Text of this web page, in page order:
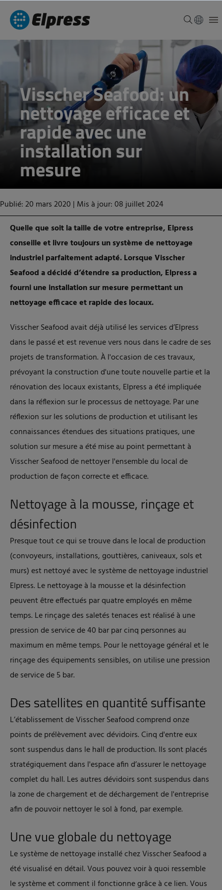
Visscher Seafood: un
nettoyage efficace et
rapide avec une
installation sur
mesure
Publié: 20 mars 2020 | Mis à jour: 08 juillet 2024
Quelle que soit la taille de votre entreprise, Elpress
conseille et livre toujours un système de nettoyage
industriel parfaitement adapté. Lorsque Visscher
Seafood a décidé d’étendre sa production, Elpress a
fourni une installation sur mesure permettant un
nettoyage efficace et rapide des locaux.
Visscher Seafood avait déjà utilisé les services d’Elpress
dans le passé et est revenue vers nous dans le cadre de ses
projets de transformation. À l'occasion de ces travaux,
prévoyant la construction d'une toute nouvelle partie et la
rénovation des locaux existants, Elpress a été impliquée
dans la réflexion sur le processus de nettoyage. Par une
réflexion sur les solutions de production et utilisant les
connaissances étendues des situations pratiques, une
solution sur mesure a été mise au point permettant à
Visscher Seafood de nettoyer l'ensemble du local de
production de façon correcte et efficace.
Nettoyage à la mousse, rinçage et
désinfection
Presque tout ce qui se trouve dans le local de production
(convoyeurs, installations, gouttières, caniveaux, sols et
murs) est nettoyé avec le système de nettoyage industriel
Elpress. Le nettoyage à la mousse et la désinfection
peuvent être effectués par quatre employés en même
temps. Le rinçage des saletés tenaces est réalisé à une
pression de service de 40 bar par cinq personnes au
maximum en même temps. Pour le nettoyage général et le
rinçage des équipements sensibles, on utilise une pression
de service de 5 bar.
Des satellites en quantité suffisante
L’établissement de Visscher Seafood comprend onze
points de prélèvement avec dévidoirs. Cinq d'entre eux
sont suspendus dans le hall de production. Ils sont placés
stratégiquement dans l'espace afin d’assurer le nettoyage
complet du hall. Les autres dévidoirs sont suspendus dans
la zone de chargement et de déchargement de l'entreprise
afin de pouvoir nettoyer le sol à fond, par exemple.
Une vue globale du nettoyage
Le système de nettoyage installé chez Visscher Seafood a
été visualisé en détail. Vous pouvez voir à quoi ressemble
le système et comment il fonctionne grâce à ce lien. Vous